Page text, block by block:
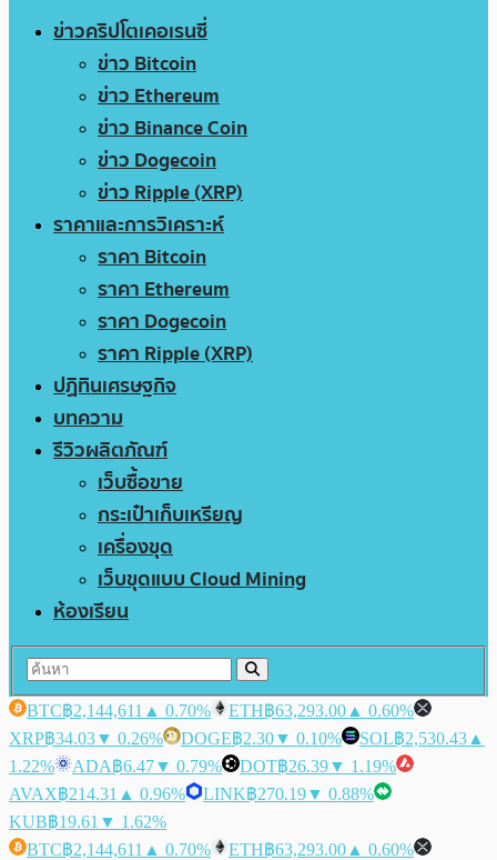
ข่าวคริปโตเคอเรนซี่
ข่าว Bitcoin
ข่าว Ethereum
ข่าว Binance Coin
ข่าว Dogecoin
ข่าว Ripple (XRP)
ราคาและการวิเคราะห์
ราคา Bitcoin
ราคา Ethereum
ราคา Dogecoin
ราคา Ripple (XRP)
ปฏิทินเศรษฐกิจ
บทความ
รีวิวผลิตภัณฑ์
เว็บซื้อขาย
กระเป๋าเก็บเหรียญ
เครื่องขุด
เว็บขุดแบบ Cloud Mining
ห้องเรียน
BTC฿2,144,611 ▲ 0.70% ETH฿63,293.00 ▲ 0.60%
XRP฿34.03▼ 0.26% DOGE฿2.30▼ 0.10% SOL฿2,530.43 ▲
1.22%
ADA฿6.47▼ 0.79% DOT฿26.39▼ 1.19%
AVAX฿214.31 ▲ 0.96% LINK฿270.19▼ 0.88%
KUB฿19.61 ▼ 1.62%
BTC฿2,144,611 ▲ 0.70% ETH฿63,293.00 ▲ 0.60%